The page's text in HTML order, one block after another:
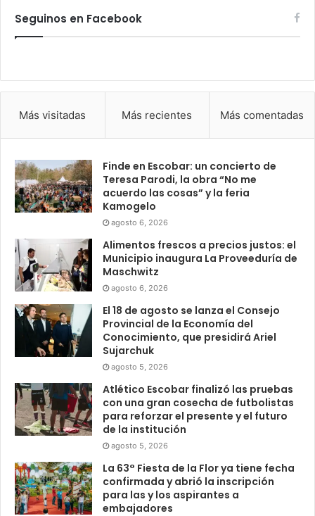
Seguinos en Facebook
Más visitadas Más recientes Más comentadas
Finde en Escobar: un concierto de
Teresa Parodi, la obra “No me
acuerdo las cosas” y la feria
Kamogelo
agosto 6, 2026
Alimentos frescos a precios justos: el
Municipio inaugura La Proveeduría de
Maschwitz
agosto 6, 2026
El 18 de agosto se lanza el Consejo
Provincial de la Economía del
Conocimiento, que presidirá Ariel
Sujarchuk
agosto 5, 2026
Atlético Escobar finalizó las pruebas
con una gran cosecha de futbolistas
para reforzar el presente y el futuro
de la institución
agosto 5, 2026
La 63° Fiesta de la Flor ya tiene fecha
confirmada y abrió la inscripción
para las y los aspirantes a
embajadores